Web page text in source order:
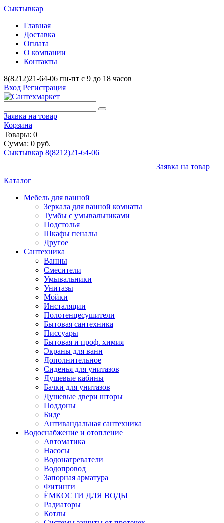
Сыктывкар
Главная
Доставка
Оплата
О компании
Контакты
8(8212)21-64-06 пн-пт с 9 до 18 часов
Вход Регистрация
Заявка на товар
Корзина
Товары: 0
Сумма: 0 руб.
Сыктывкар 8(8212)21-64-06
Заявка на товар
Каталог
Мебель для ванной
Зеркала для ванной комнаты
Тумбы с умывальниками
Подстолья
Шкафы пеналы
Другое
Сантехника
Ванны
Смесители
Умывальники
Унитазы
Мойки
Инсталяции
Полотенцесушители
Бытовая сантехника
Писсуары
Бытовая и проф. химия
Экраны для ванн
Дополнительное
Сиденья для унитазов
Душевые кабины
Бачки для унитазов
Душевые двери шторы
Поддоны
Биде
Антивандальная сантехника
Водоснабжение и отопление
Автоматика
Насосы
Водонагреватели
Водопровод
Запорная арматура
Фитинги
ЁМКОСТИ ДЛЯ ВОДЫ
Радиаторы
Котлы